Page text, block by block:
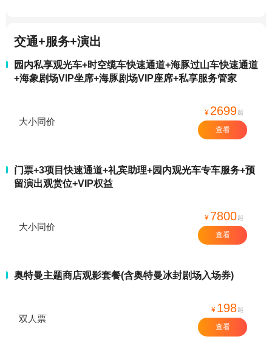
交通+服务+演出
园内私享观光车+时空缆车快速通道+海豚过山车快速通道
+海象剧场VIP坐席+海豚剧场VIP座席+私享服务管家
大小同价
¥ 2699起
查看
门票+3项目快速通道+礼宾助理+园内观光车专车服务+预
留演出观赏位+VIP权益
大小同价
¥ 7800起
查看
奥特曼主题商店观影套餐(含奥特曼冰封剧场入场券)
双人票
¥ 198起
查看